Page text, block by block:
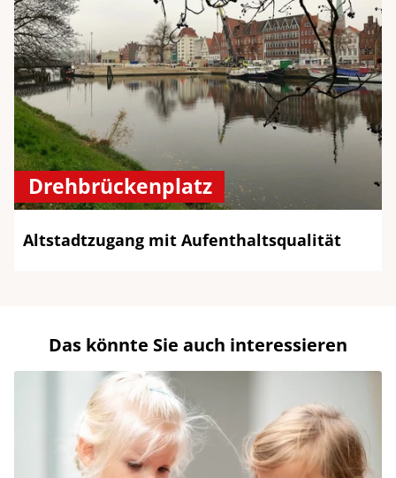
Drehbrückenplatz
Altstadtzugang mit Aufenthaltsqualität
Das könnte Sie auch interessieren